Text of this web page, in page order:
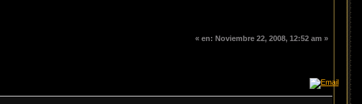
« en: Noviembre 22, 2008, 12:52 am »